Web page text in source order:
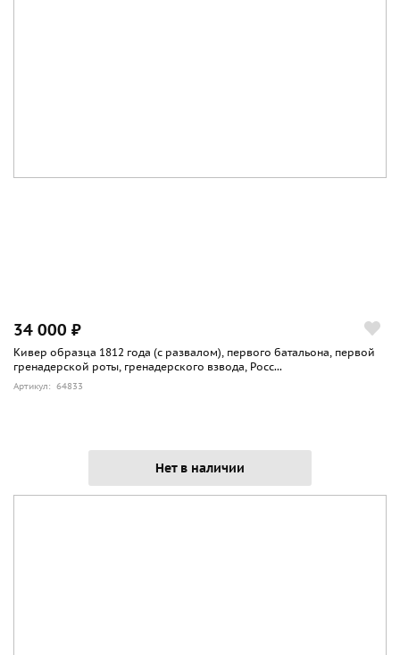
34 000 ₽
Кивер образца 1812 года (с развалом), первого батальона, первой
гренадерской роты, гренадерского взвода, Росс...
Артикул: 64833
Нет в наличии